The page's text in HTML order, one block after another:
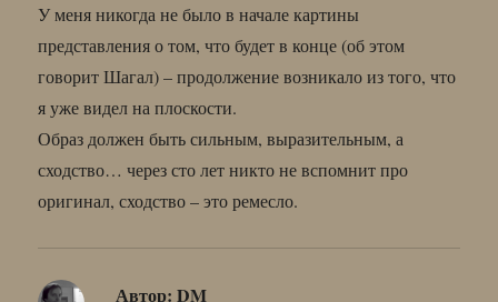
У меня никогда не было в начале картины
представления о том, что будет в конце (об этом
говорит Шагал) – продолжение возникало из того, что
я уже видел на плоскости.
Образ должен быть сильным, выразительным, а
сходство… через сто лет никто не вспомнит про
оригинал, сходство – это ремесло.
Автор: DM